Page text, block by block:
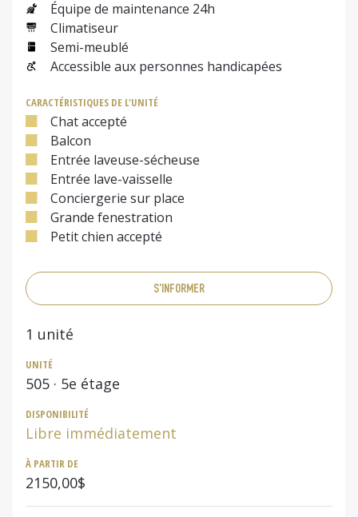
Équipe de maintenance 24h
Climatiseur
Semi-meublé
Accessible aux personnes handicapées
CARACTÉRISTIQUES DE L'UNITÉ
Chat accepté
Balcon
Entrée laveuse-sécheuse
Entrée lave-vaisselle
Conciergerie sur place
Grande fenestration
Petit chien accepté
S'INFORMER
1 unité
UNITÉ
505 · 5e étage
DISPONIBILITÉ
Libre immédiatement
À PARTIR DE
2150,00$